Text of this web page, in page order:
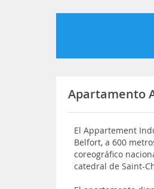
Apartamento
El Appartement
Belfort, a 600
coreográfico
catedral de Saint-